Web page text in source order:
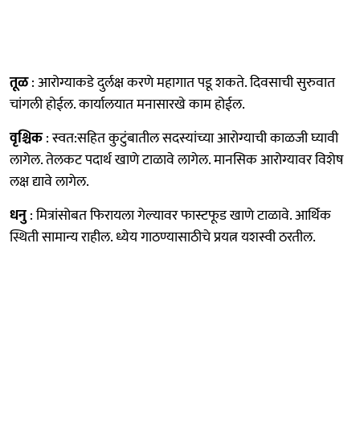
तूळ: आरोग्याकडे दुर्लक्ष करणे महागात पडू शकते. दिवसाची सुरुवात
चांगली होईल. कार्यालयात मनासारखे काम होईल.
वृश्चिक: स्वत:सहित कुटुंबातील सदस्यांच्या आरोग्याची काळजी घ्यावी
लागेल. तेलकट पदार्थ खाणे टाळावे लागेल. मानसिक आरोग्यावर विशेष
लक्ष द्यावे लागेल.
धनु: मित्रांसोबत फिरायला गेल्यावर फास्टफूड खाणे टाळावे. आर्थिक
स्थिती सामान्य राहील. ध्येय गाठण्यासाठीचे प्रयत्न यशस्वी ठरतील.